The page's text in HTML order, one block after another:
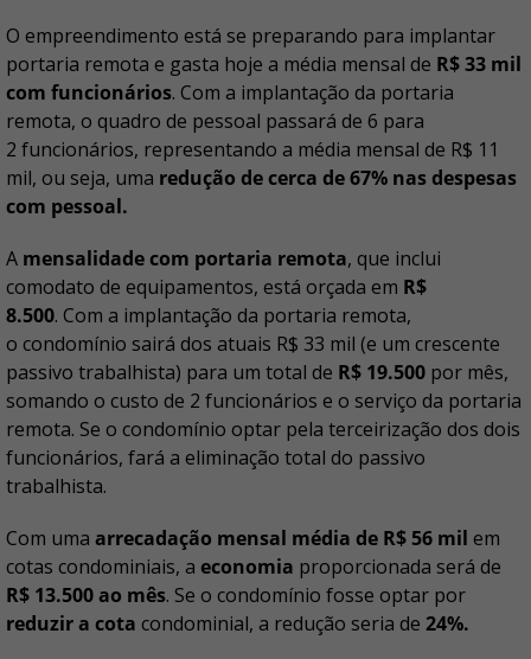
O empreendimento está se preparando para implantar
portaria remota e gasta hoje a média mensal de R$ 33 mil
com funcionários. Com a implantação da portaria
remota, o quadro de pessoal passará de 6 para
2 funcionários, representando a média mensal de R$ 11
mil, ou seja, uma redução de cerca de 67% nas despesas
com pessoal.
A mensalidade com portaria remota, que inclui
comodato de equipamentos, está orçada em R$
8.500. Com a implantação da portaria remota,
o condomínio sairá dos atuais R$ 33 mil (e um crescente
passivo trabalhista) para um total de R$ 19.500 por mês,
somando o custo de 2 funcionários e o serviço da portaria
remota. Se o condomínio optar pela terceirização dos dois
funcionários, fará a eliminação total do passivo
trabalhista.
Com uma arrecadação mensal média de R$ 56 mil em
cotas condominiais, a economia proporcionada será de
R$ 13.500 ao mês. Se o condomínio fosse optar por
reduzir a cota condominial, a redução seria de 24%.